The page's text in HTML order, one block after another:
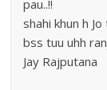
pau..!!
shahi khun h
bss tuu uhh
Jay Rajputana